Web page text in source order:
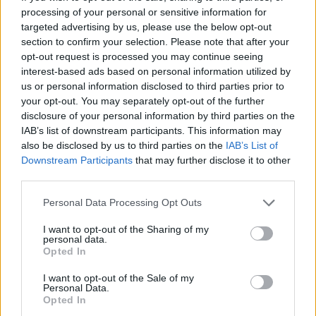
processing of your personal or sensitive information for
targeted advertising by us, please use the below opt-out
section to confirm your selection. Please note that after your
opt-out request is processed you may continue seeing
interest-based ads based on personal information utilized by
us or personal information disclosed to third parties prior to
your opt-out. You may separately opt-out of the further
disclosure of your personal information by third parties on the
IAB’s list of downstream participants. This information may
also be disclosed by us to third parties on the IAB’s List of
Downstream Participants that may further disclose it to other
Personal Data Processing Opt Outs
I want to opt-out of the Sharing of my
personal data.
Opted In
I want to opt-out of the Sale of my
Personal Data.
Opted In
Vdekjet e personave të
lidhur me Jeffrey Epstein
që ushqyen teoritë
Përplasja Madrid-Romë
për emigrantët në Ceuta,
kontrollet kufitare
Shengenin